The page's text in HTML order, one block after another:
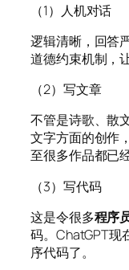
（1）人机对话
逻辑清晰，回答
道德约束机制，
（2）写文章
不管是诗歌、散
文字方面的创作
至很多作品都已
（3）写代码
这是令很多程序
码。ChatGPT现
序代码了。